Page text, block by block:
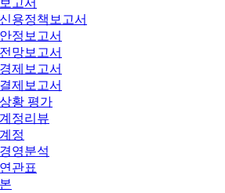
고서
용정책보고서
정보고서
망보고서
제보고서
제보고서
황 평가
정리뷰
정
영분석
관표